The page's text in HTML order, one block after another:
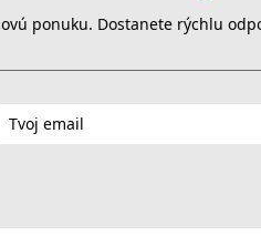
ponuku. Dostanete rýchlu